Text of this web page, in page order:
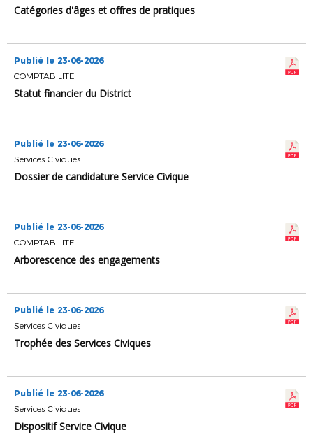
Catégories d'âges et offres de pratiques
Publié le 23-06-2026
COMPTABILITE
Statut financier du District
Publié le 23-06-2026
Services Civiques
Dossier de candidature Service Civique
Publié le 23-06-2026
COMPTABILITE
Arborescence des engagements
Publié le 23-06-2026
Services Civiques
Trophée des Services Civiques
Publié le 23-06-2026
Services Civiques
Dispositif Service Civique